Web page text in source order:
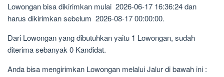
Lowongan bisa dikirimkan mulai 2026-06-17 16:36:24 dan
harus dikirimkan sebelum 2026-08-17 00:00:00.
Dari Lowongan yang dibutuhkan yaitu 1 Lowongan, sudah
diterima sebanyak 0 Kandidat.
Anda bisa mengirimkan Lowongan melalui Jalur di bawah ini :